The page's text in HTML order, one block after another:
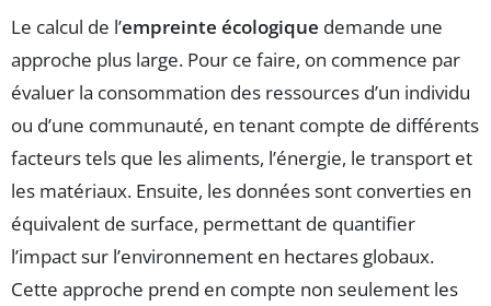
Le calcul de l’empreinte écologique demande une
approche plus large. Pour ce faire, on commence par
évaluer la consommation des ressources d’un individu
ou d’une communauté, en tenant compte de différents
facteurs tels que les aliments, l’énergie, le transport et
les matériaux. Ensuite, les données sont converties en
équivalent de surface, permettant de quantifier
l’impact sur l’environnement en hectares globaux.
Cette approche prend en compte non seulement les